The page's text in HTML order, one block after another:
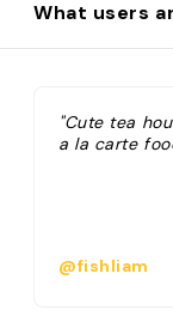
What users
"Cute tea
a la carte
@fishliam